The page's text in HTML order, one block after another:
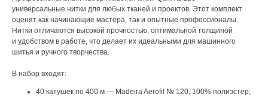
универсальные нитки для любых тканей и проектов. Этот комплект
оценят как начинающие мастера, так и опытные профессионалы.
Нитки отличаются высокой прочностью, оптимальной толщиной
и удобством в работе, что делает их идеальными для машинного
шитья и ручного творчества.
В набор входят:
40 катушек по 400 м — Madeira Aerofil № 120, 100% полиэстер;